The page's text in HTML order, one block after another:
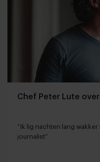
Chef Peter Lute
“Ik lig nachten lang
journalist”